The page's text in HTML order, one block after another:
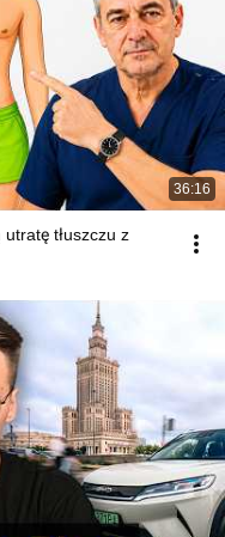
36:16
tłuszczu z